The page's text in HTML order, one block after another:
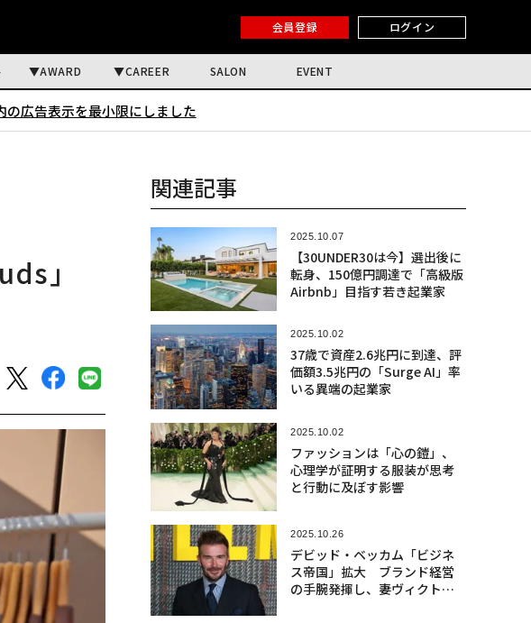
会員登録 ログイン
AWARD CAREER SALON EVENT
の広告表示を最小限にしました
」
関連記事
2025.10.07
【30UNDER30は今】選出後に
転身、150億円調達で「高級版
Airbnb」目指す若き起業家
2025.10.02
37歳で資産2.6兆円に到達、評
価額3.5兆円の「Surge AI」率
いる異端の起業家
2025.10.02
ファッションは「心の鎧」、
心理学が証明する服装が思考
と行動に及ぼす影響
2025.10.26
デビッド・ベッカム「ビジネ
ス帝国」拡大 ブランド経営
の手腕発揮し、妻ヴィクトリ